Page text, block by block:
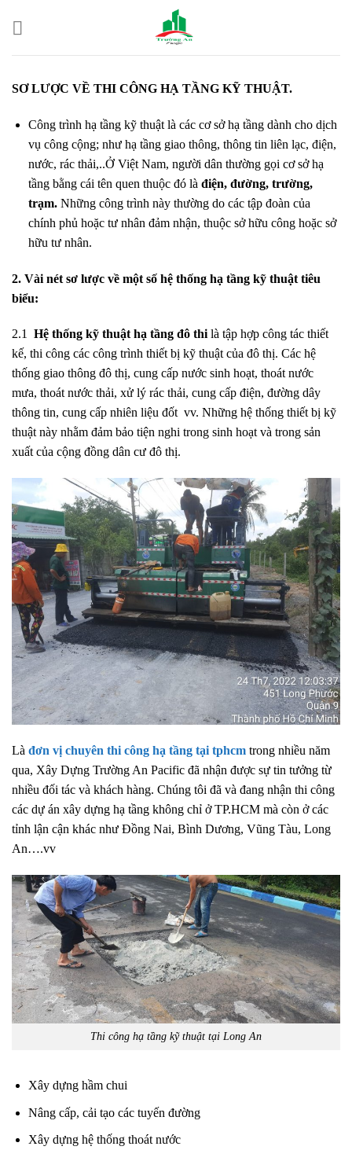
SƠ LƯỢC VỀ THI CÔNG HẠ TẦNG KỸ THUẬT.
Công trình hạ tầng kỹ thuật là các cơ sở hạ tầng dành cho dịch
vụ công cộng; như hạ tầng giao thông, thông tin liên lạc, điện,
nước, rác thải,..Ở Việt Nam, người dân thường gọi cơ sở hạ
tầng bằng cái tên quen thuộc đó là điện, đường, trường,
trạm. Những công trình này thường do các tập đoàn của
chính phủ hoặc tư nhân đảm nhận, thuộc sở hữu công hoặc sở
hữu tư nhân.
2. Vài nét sơ lược về một số hệ thống hạ tầng kỹ thuật tiêu
biểu:
2.1 Hệ thống kỹ thuật hạ tầng đô thi là tập hợp công tác thiết
kế, thi công các công trình thiết bị kỹ thuật của đô thị. Các hệ
thống giao thông đô thị, cung cấp nước sinh hoạt, thoát nước
mưa, thoát nước thải, xử lý rác thải, cung cấp điện, đường dây
thông tin, cung cấp nhiên liệu đốt vv. Những hệ thống thiết bị kỹ
thuật này nhằm đảm bảo tiện nghi trong sinh hoạt và trong sản
xuất của cộng đồng dân cư đô thị.
Là đơn vị chuyên thi công hạ tầng tại tphcm trong nhiều năm
qua, Xây Dựng Trường An Pacific đã nhận được sự tin tưởng từ
nhiều đối tác và khách hàng. Chúng tôi đã và đang nhận thi công
các dự án xây dựng hạ tầng không chỉ ở TP.HCM mà còn ở các
tỉnh lận cận khác như Đồng Nai, Bình Dương, Vũng Tàu, Long
An….vv
Thi công hạ tầng kỹ thuật tại Long An
Xây dựng hầm chui
Nâng cấp, cải tạo các tuyến đường
Xây dựng hệ thống thoát nước